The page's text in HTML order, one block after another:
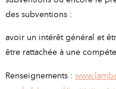
des subventions :
avoir un intérêt général et
être rattachée à une
Renseignements :